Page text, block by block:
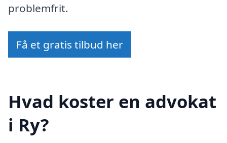
problemfrit.
Få et gratis tilbud her
Hvad koster en advokat
i Ry?